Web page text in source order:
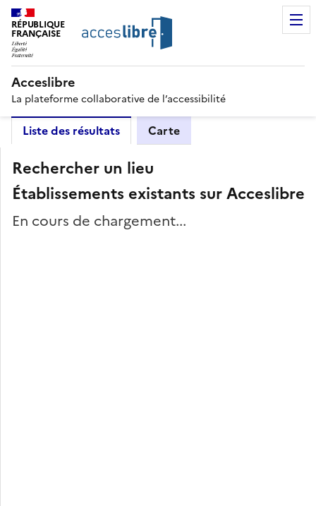
RÉPUBLIQUE
FRANÇAISE
Acceslibre
La plateforme collaborative de l’accessibilité
Liste des résultats Carte
Rechercher un lieu
Établissements existants sur Acceslibre
En cours de chargement...